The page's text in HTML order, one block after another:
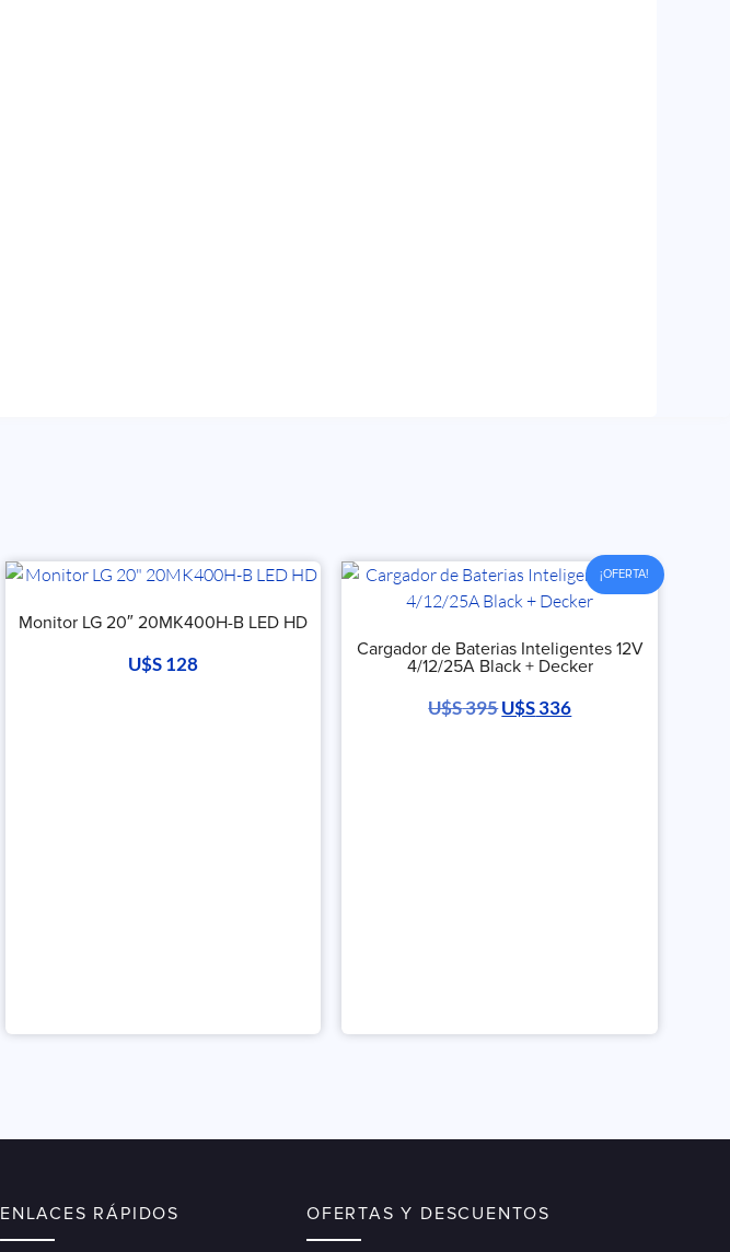
Monitor LG 20″ 20MK400H-B LED HD
U$S128
¡OFERTA!
Cargador de Baterias Inteligentes 12V
4/12/25A Black + Decker
U$S395U$S336
ENLACES RÁPIDOS OFERTAS Y DESCUENTOS